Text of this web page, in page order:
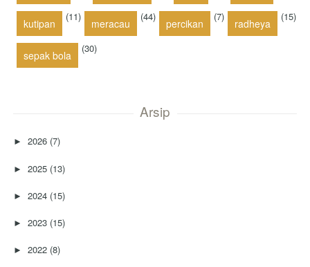
kutipan
(11)
meracau
(44)
percikan
(7)
radheya
(15)
sepak bola
(30)
Arsip
►2026 (7)
►2025 (13)
►2024 (15)
►2023 (15)
►2022 (8)